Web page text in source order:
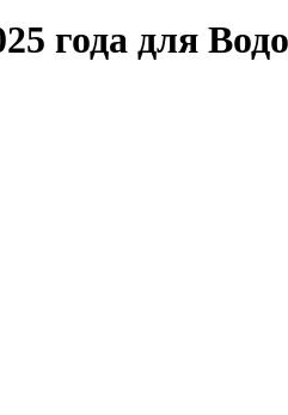
года для